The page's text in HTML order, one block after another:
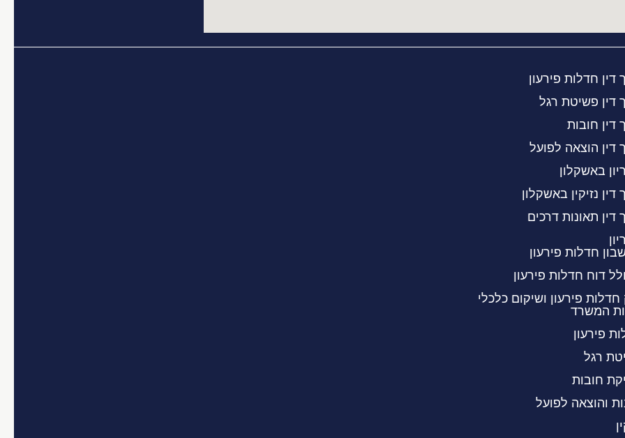
דין חדלות פירעון
דין פשיטת רגל
דין חובות
דין הוצאה לפועל
באשקלון
דין נזיקין באשקלון
דין תאונות דרכים
חדלות פירעון
דוח חדלות פירעון
חדלות פירעון ושיקום כלכלי
המשרד
פירעון
רגל
חובות
והוצאה לפועל